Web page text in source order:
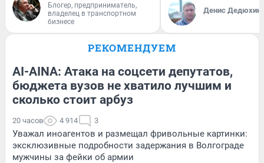
Блогер, предприниматель,
владелец в транспортном
бизнесе
Денис Дедюхин
РЕКОМЕНДУЕМ
AI-AINA: Атака на соцсети депутатов,
бюджета вузов не хватило лучшим и
сколько стоит арбуз
20 часов 4 914 3
Уважал иноагентов и размещал фривольные картинки:
эксклюзивные подробности задержания в Волгограде
мужчины за фейки об армии